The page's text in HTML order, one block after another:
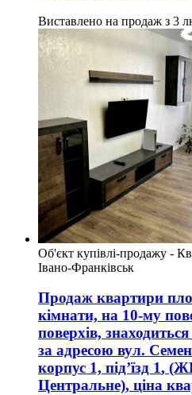
Виставлено на продаж з 3
Об'єкт купівлі-продажу -
Івано-Франківськ
Продаж квартири
кімнати, на 10-му
поверхів,
за адресою вул.
корпус 1, підʼїзд 1,
Центральне), ціна